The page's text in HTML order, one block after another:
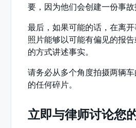
要，因为他们会创建一份事故
最后，如果可能的话，在离开
照片能够以可能有偏见的报
的方式讲述事实。
请务必从多个角度拍摄两辆
的任何碎片。
立即与律师讨论您